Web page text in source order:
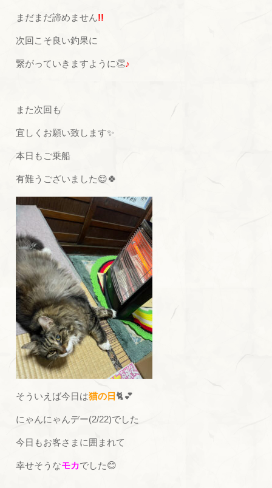
まだまだ諦めません!!
次回こそ良い釣果に
繋がっていきますように👏♪
また次回も
宜しくお願い致します✨
本日もご乗船
有難うございました😌🍀
そういえば今日は猫の日 🐈💕
にゃんにゃんデー(2/22)でした
今日もお客さまに囲まれて
幸せそうなモカでした😊